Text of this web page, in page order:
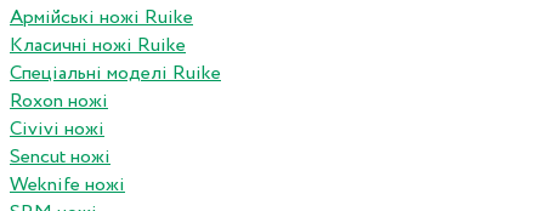
Армійські ножі Ruike
Класичні ножі Ruike
Спеціальні моделі Ruike
Roxon ножi
Civivi ножі
Sencut ножі
Weknife ножі